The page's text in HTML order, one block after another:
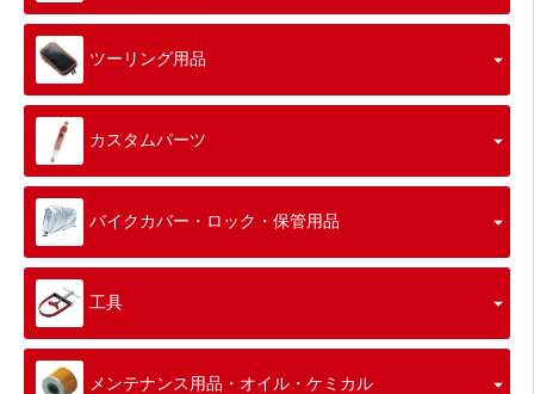
ツーリング用品
カスタムパーツ
バイクカバー・ロック・保管用品
工具
メンテナンス用品・オイル・ケミカル